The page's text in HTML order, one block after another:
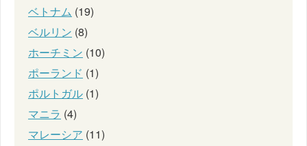
ベトナム (19)
ベルリン (8)
ホーチミン (10)
ポーランド (1)
ポルトガル (1)
マニラ (4)
マレーシア (11)